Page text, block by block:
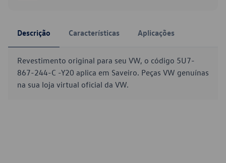
Descrição Características Aplicações
Revestimento original para seu VW, o código 5U7-
867-244-C -Y20 aplica em Saveiro. Peças VW genuínas
na sua loja virtual oficial da VW.